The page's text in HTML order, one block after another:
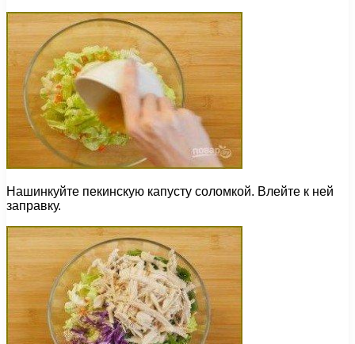
Нашинкуйте пекинскую капусту соломкой. Влейте к ней
заправку.